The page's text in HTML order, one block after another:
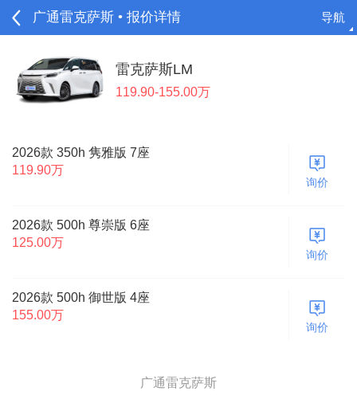
广通雷克萨斯 • 报价详情 导航
雷克萨斯LM
119.90-155.00万
2026款 350h 隽雅版 7座
119.90万
询价
2026款 500h 尊崇版 6座
125.00万
询价
2026款 500h 御世版 4座
155.00万
询价
广通雷克萨斯